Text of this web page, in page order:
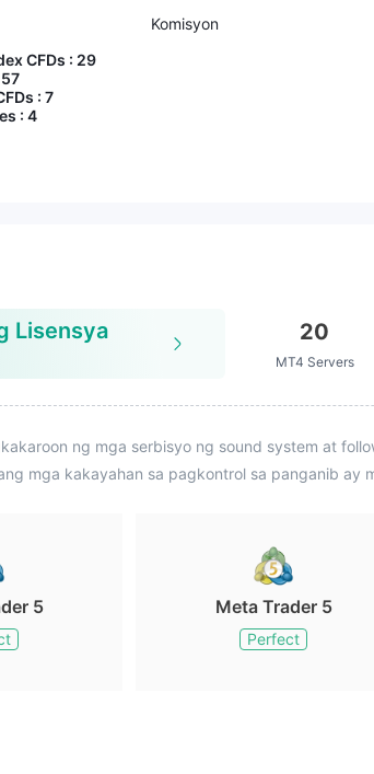
Komisyon
CFDs : 29
: 7
: 4
Lisensya
20
MT4 Servers
ng mga serbisyo ng sound system at
mga kakayahan sa pagkontrol sa panganib ay
5 Meta Trader 5
Perfect